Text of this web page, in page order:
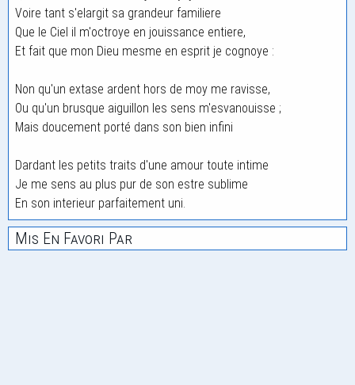
Voire tant s'elargit sa grandeur familiere
Que le Ciel il m'octroye en jouissance entiere,
Et fait que mon Dieu mesme en esprit je cognoye :
Non qu'un extase ardent hors de moy me ravisse,
Ou qu'un brusque aiguillon les sens m'esvanouisse ;
Mais doucement porté dans son bien infini
Dardant les petits traits d'une amour toute intime
Je me sens au plus pur de son estre sublime
En son interieur parfaitement uni.
Mis En Favori Par